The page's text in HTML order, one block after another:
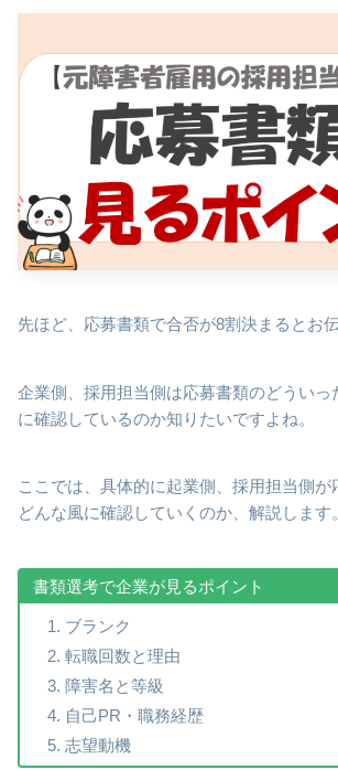
先ほど、応募書類で合否が8割決まるとお
企業側、採用担当側は応募書類のどういっ
に確認しているのか知りたいですよね。
ここでは、具体的に起業側、採用担当側が
どんな風に確認していくのか、解説します。
書類選考で企業が見るポイント
ブランク
転職回数と理由
障害名と等級
自己PR・職務経歴
志望動機